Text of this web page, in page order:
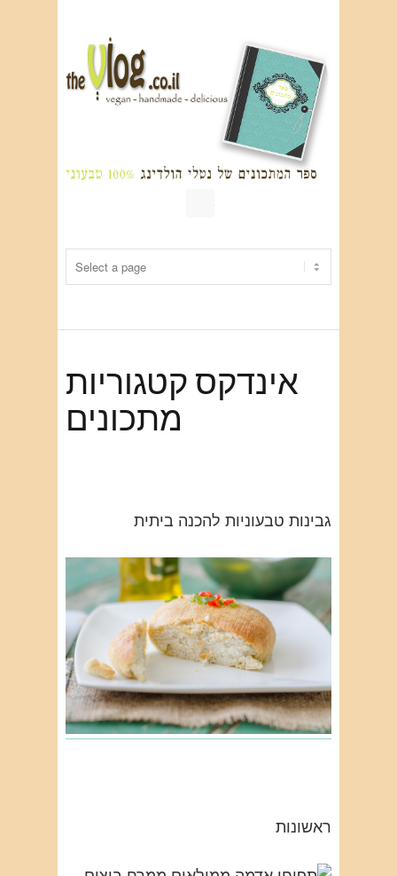
אינדקס קטגוריות
מתכונים
גבינות טבעוניות להכנה ביתית
ראשונות